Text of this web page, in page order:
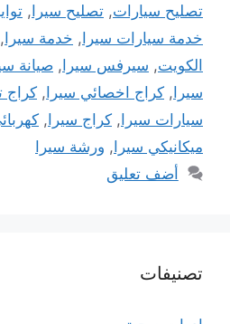
تصليح سيارات, تصليح سيرا,
خدمة سيارات سيرا, خدمة سيرا,
الكويت, سيرفس سيرا, صيانة
سيرا, كراج اخصائي سيرا, كراج
سيارات سيرا, كراج سيرا,
ميكانيكي سيرا, ورشة سيرا
أضف تعليق
تصنيفات